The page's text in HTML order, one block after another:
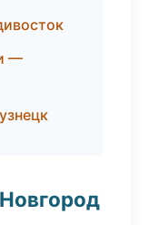
—